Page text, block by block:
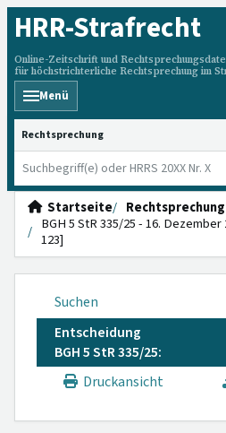
HRR-Strafrecht
Online-Zeitschrift und
für höchstrichterliche Rechtsprechung im
Menü
HRRS durchsuchen
Startseite
Rechtsprechung
BGH 5 StR 335/25 - 16. Dezember
123]
Suchen
Entscheidung
BGH 5 StR 335/25:
Druckansicht